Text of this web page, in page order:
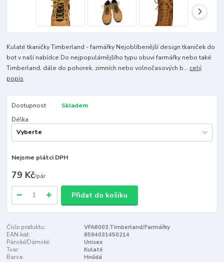
Kulaté tkaničky Timberland - farmářky Nejoblíbenější design tkaniček do
bot v naší nabídce Do nejpopulárnějšího typu obuvi farmářky nebo také
Timberland, dále do pohorek, zimních nebo volnočasových b... celý
popis
Dostupnost
Skladem
Délka
Nejsme plátci DPH
79 Kč/pár
Přidat do košíku
Číslo produktu:
VFA6003.Timberland/Farmářky
EAN kód:
8594031450214
Pánské/Dámské:
Unisex
Tvar:
Kulaté
Barva:
Hnědá